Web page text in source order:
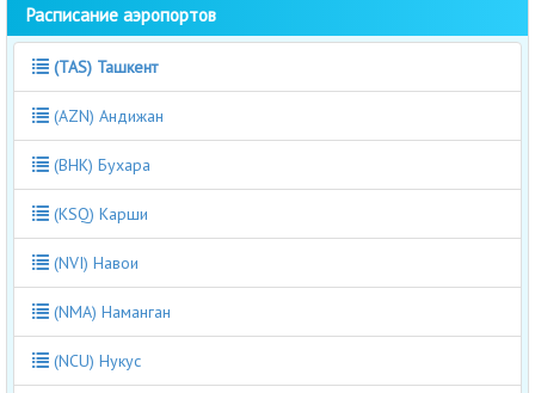
Расписание аэропортов
(TAS) Ташкент
(AZN) Андижан
(BHK) Бухара
(KSQ) Карши
(NVI) Навои
(NMA) Наманган
(NCU) Нукус